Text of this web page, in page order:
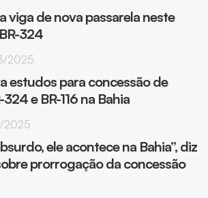
viga de nova passarela neste
324
estudos para concessão de
e BR-116 na Bahia
2025
ele acontece na Bahia”, diz
prorrogação da concessão
2025